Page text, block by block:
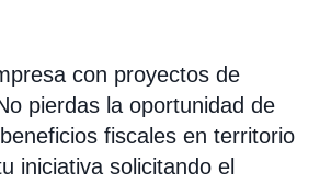
con proyectos de
pierdas la oportunidad de
fiscales en territorio
iniciativa solicitando el